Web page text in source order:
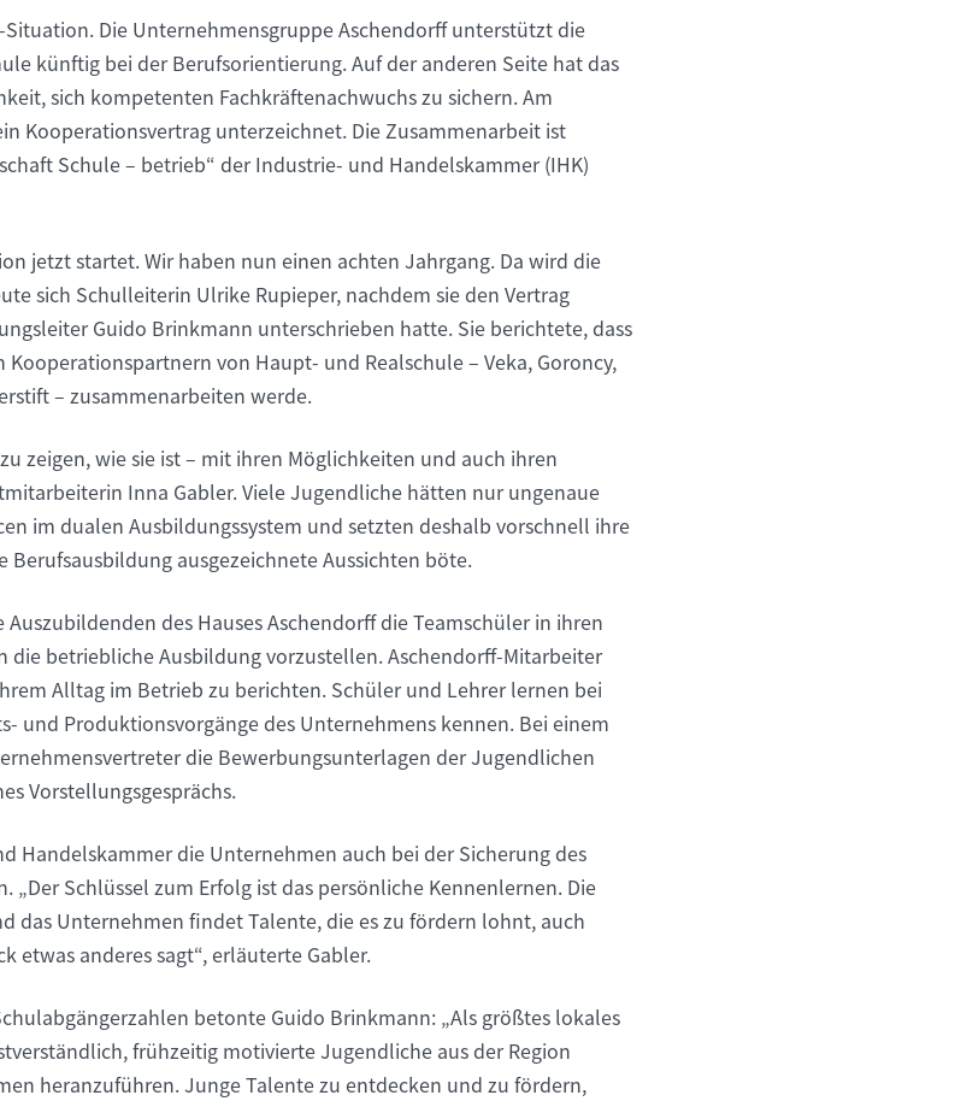
Situation. Die Unternehmensgruppe Aschendorff unterstützt die
künftig bei der Berufsorientierung. Auf der anderen Seite hat das
sich kompetenten Fachkräftenachwuchs zu sichern. Am
Kooperationsvertrag unterzeichnet. Die Zusammenarbeit ist
Schule – betrieb“ der Industrie- und Handelskammer (IHK)
jetzt startet. Wir haben nun einen achten Jahrgang. Da wird die
sich Schulleiterin Ulrike Rupieper, nachdem sie den Vertrag
Guido Brinkmann unterschrieben hatte. Sie berichtete, dass
von Haupt- und Realschule – Veka, Goroncy,
– zusammenarbeiten werde.
zeigen, wie sie ist – mit ihren Möglichkeiten und auch ihren
Inna Gabler. Viele Jugendliche hätten nur ungenaue
im dualen Ausbildungssystem und setzten deshalb vorschnell ihre
ausgezeichnete Aussichten böte.
des Hauses Aschendorff die Teamschüler in ihren
die betriebliche Ausbildung vorzustellen. Aschendorff-Mitarbeiter
Alltag im Betrieb zu berichten. Schüler und Lehrer lernen bei
und Produktionsvorgänge des Unternehmens kennen. Bei einem
die Bewerbungsunterlagen der Jugendlichen
Vorstellungsgesprächs.
Handelskammer die Unternehmen auch bei der Sicherung des
„Der Schlüssel zum Erfolg ist das persönliche Kennenlernen. Die
das Unternehmen findet Talente, die es zu fördern lohnt, auch
etwas anderes sagt“, erläuterte Gabler.
betonte Guido Brinkmann: „Als größtes lokales
frühzeitig motivierte Jugendliche aus der Region
heranzuführen. Junge Talente zu entdecken und zu fördern,